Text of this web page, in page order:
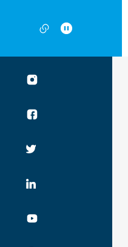
Profil
Profil
Profil
Profil
Linkedin
UKSW